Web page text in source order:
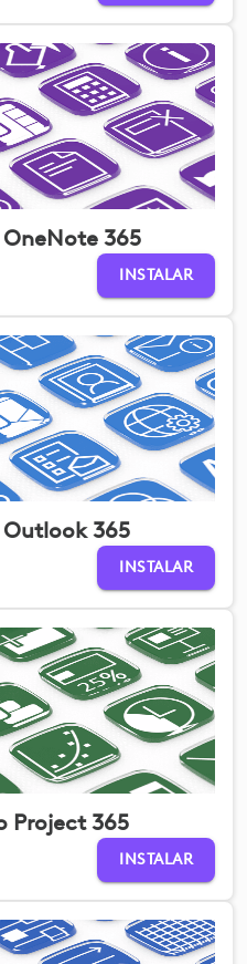
365
INSTALAR
365
INSTALAR
Project 365
INSTALAR